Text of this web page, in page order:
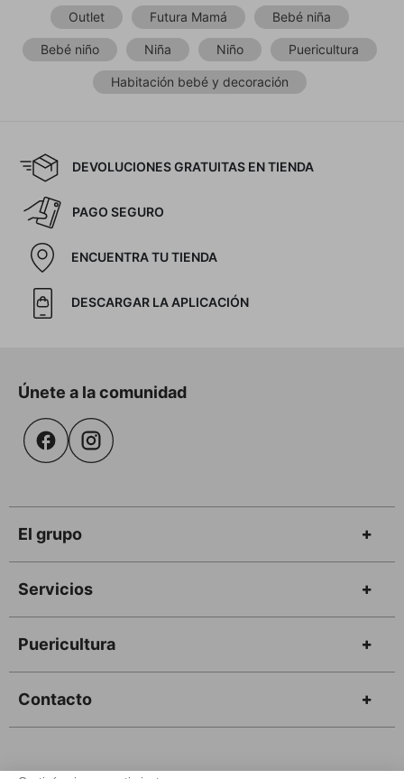
Outlet Futura Mamá Bebé niña
Bebé niño Niña Niño Puericultura
Habitación bebé y decoración
DEVOLUCIONES GRATUITAS EN TIENDA
PAGO SEGURO
ENCUENTRA TU TIENDA
DESCARGAR LA APLICACIÓN
Únete a la comunidad
El grupo
Servicios
Puericultura
Contacto